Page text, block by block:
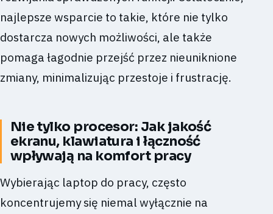
najlepsze wsparcie to takie, które nie tylko
dostarcza nowych możliwości, ale także
pomaga łagodnie przejść przez nieuniknione
zmiany, minimalizując przestoje i frustrację.
Nie tylko procesor: Jak jakość
ekranu, klawiatura i łączność
wpływają na komfort pracy
Wybierając laptop do pracy, często
koncentrujemy się niemal wyłącznie na